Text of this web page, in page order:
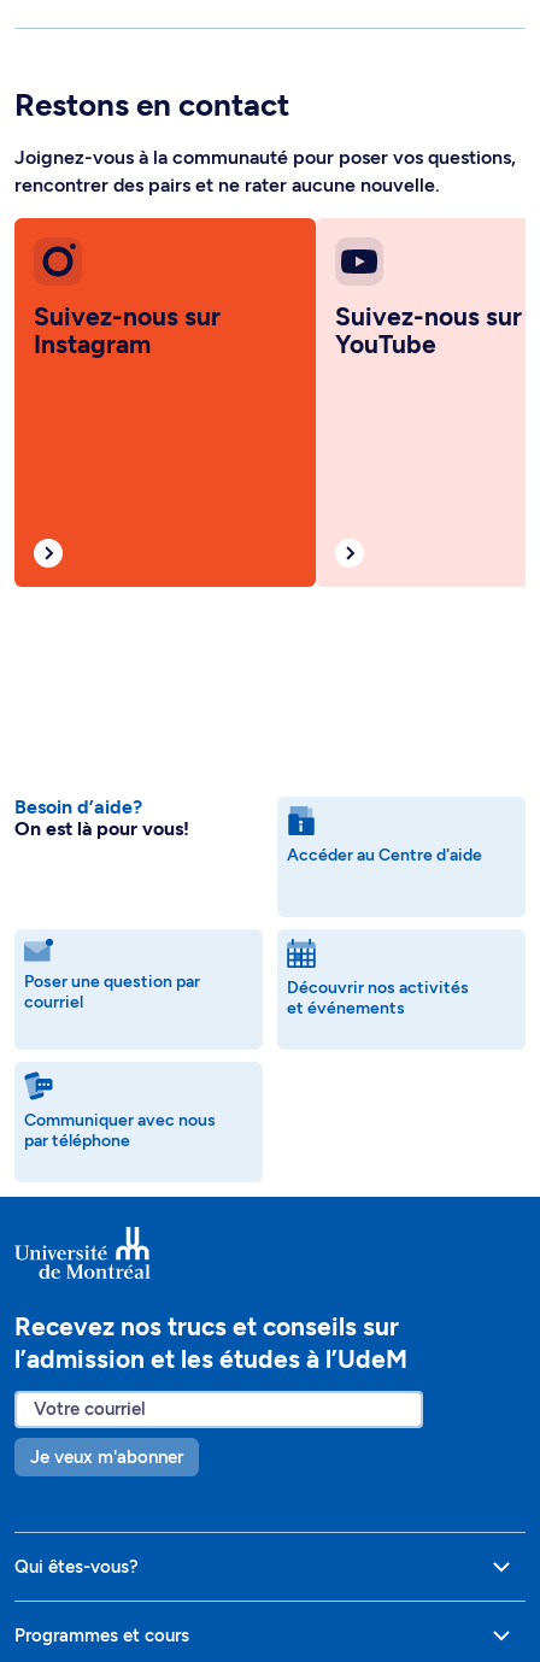
Restons en contact
Joignez-vous à la communauté pour poser vos questions,
rencontrer des pairs et ne rater aucune nouvelle.
Suivez-nous sur
Instagram
Suivez-nous sur
YouTube
Besoin d’aide?
On est là pour vous!
Accéder au Centre d'aide
Poser une question par
courriel
Découvrir nos activités
et événements
Communiquer avec nous
par téléphone
Recevez nos trucs et conseils sur
l’admission et les études à l’UdeM
Je veux m'abonner
Qui êtes-vous?
Programmes et cours